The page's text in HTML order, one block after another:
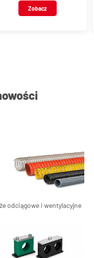
Zobacz
odciągowe i wentylacyjne